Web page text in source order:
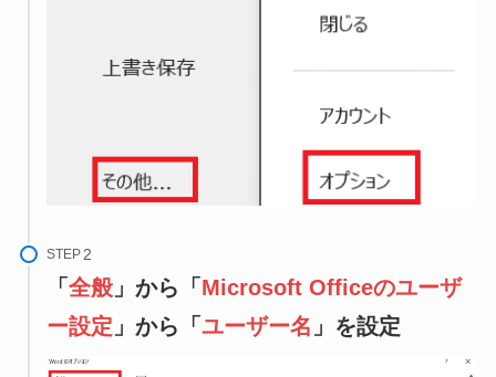
STEP
「全般」から「Microsoft Officeのユーザ
ー設定 」から「ユーザー名 」を設定